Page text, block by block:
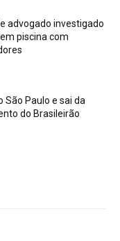
advogado investigado
piscina com
São Paulo e sai da
do Brasileirão